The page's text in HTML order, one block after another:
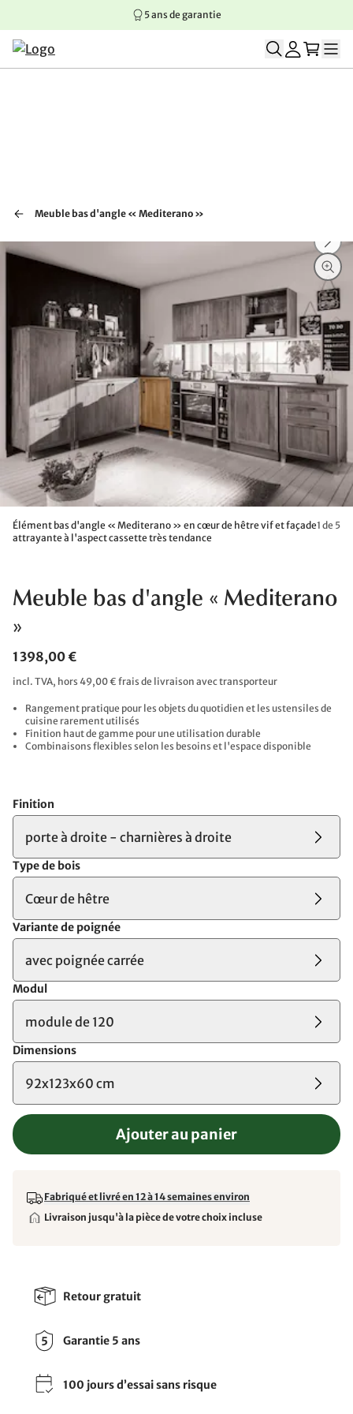
Aller au contenu principal
Aller à la navigation principale
Aller au pied de page
5 ans de garantie
Meuble bas d'angle « Mediterano »
Élément bas d'angle « Mediterano » en cœur de hêtre vif et façade
attrayante à l'aspect cassette très tendance
1 de 5
Meuble bas d'angle « Mediterano
»
1 398,00 €
incl. TVA, hors 49,00 € frais de livraison avec transporteur
Rangement pratique pour les objets du quotidien et les ustensiles de
cuisine rarement utilisés
Finition haut de gamme pour une utilisation durable
Combinaisons flexibles selon les besoins et l'espace disponible
Finition
porte à droite - charnières à droite
Type de bois
Cœur de hêtre
Variante de poignée
avec poignée carrée
Modul
module de 120
Dimensions
92x123x60 cm
Ajouter au panier
Fabriqué et livré en 12 à 14 semaines environ
Livraison jusqu'à la pièce de votre choix incluse
Retour gratuit
Garantie 5 ans
100 jours d’essai sans risque